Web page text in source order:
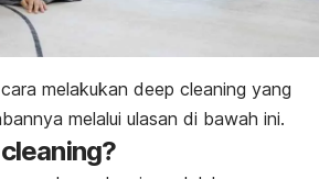
melakukan deep cleaning yang
melalui ulasan di bawah ini.